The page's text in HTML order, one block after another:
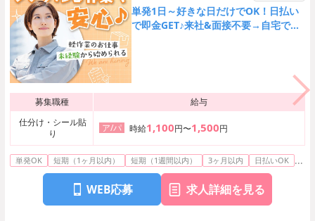
単発1日～好きな日だけでOK！日払い
で即金GET♪来社&面接不要→自宅でカ
募集職種
給与
仕分け・シール貼
り
ア/パ 時給1,100円〜1,500円
単発OK 短期（1ヶ月以内） 短期（1週間以内） 3ヶ月以内 日払いOK ...
WEB応募 求人詳細を見る